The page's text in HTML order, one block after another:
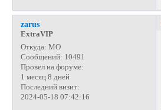
zarus
ExtraVIP
Откуда: МО
Сообщений: 10491
Провел на форуме:
1 месяц 8 дней
Последний визит:
2024-05-18 07:42:16